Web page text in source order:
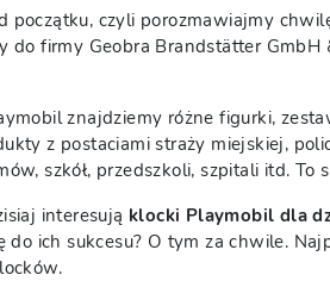
początku, czyli porozmawiajmy
do firmy Geobra Brandstätter
znajdziemy różne figurki,
z postaciami straży miejskiej,
szkół, przedszkoli, szpitali itd.
interesują klocki Playmobil dla
do ich sukcesu? O tym za chwile.